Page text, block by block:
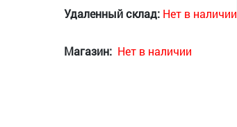
Удаленный склад: Нет в наличии
Магазин: Нет в наличии